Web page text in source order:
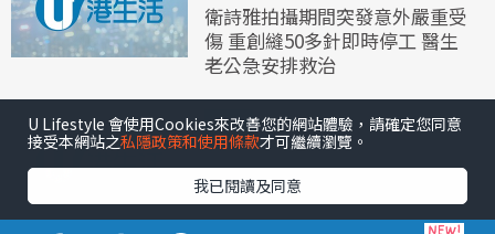
衛詩雅拍攝期間突發意外嚴重受
傷 重創縫50多針即時停工 醫生
老公急安排救治
娛樂
古天樂演唱會｜古天樂首踏紅館
特訓賣萌花絮流出！昔日經典合
唱歌驚爆未必唱
U Lifestyle 會使用Cookies來改善您的網站體驗，請確定您同意
接受本網站之私隱政策和使用條款才可繼續瀏覽。
我已閱讀及同意